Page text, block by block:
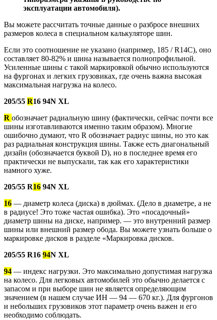
эксплуатации автомобиля).
Вы можете рассчитать точные данные о разбросе внешних
размеров колеса в специальном калькуляторе шин.
Если это соотношение не указано (например, 185 / R14C), оно
составляет 80-82% и шина называется полнопрофильной.
Усиленные шины с такой маркировкой обычно используются
на фургонах и легких грузовиках, где очень важна высокая
максимальная нагрузка на колесо.
205/55 R16 94N XL
R обозначает радиальную шину (фактически, сейчас почти все
шины изготавливаются именно таким образом). Многие
ошибочно думают, что R обозначает радиус шины, но это как
раз радиальная конструкция шины. Также есть диагональный
дизайн (обозначается буквой D), но в последнее время его
практически не выпускали, так как его характеристики
намного хуже.
205/55 R16 94N XL
16 — диаметр колеса (диска) в дюймах. (Дело в диаметре, а не
в радиусе! Это тоже частая ошибка). Это «посадочный»
диаметр шины на диске, например. — это внутренний размер
шины или внешний размер обода. Вы можете узнать больше о
маркировке дисков в разделе «Маркировка дисков.
205/55 R16 94N XL
94 — индекс нагрузки. Это максимально допустимая нагрузка
на колесо. Для легковых автомобилей это обычно делается с
запасом и при выборе шин не является определяющим
значением (в нашем случае ИН — 94 — 670 кг.). Для фургонов
и небольших грузовиков этот параметр очень важен и его
необходимо соблюдать.